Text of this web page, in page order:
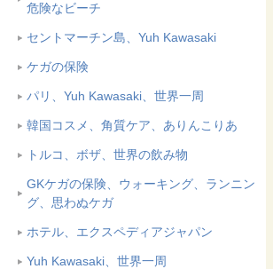
危険なビーチ
セントマーチン島、Yuh Kawasaki
ケガの保険
パリ、Yuh Kawasaki、世界一周
韓国コスメ、角質ケア、ありんこりあ
トルコ、ボザ、世界の飲み物
GKケガの保険、ウォーキング、ランニン
グ、思わぬケガ
ホテル、エクスペディアジャパン
Yuh Kawasaki、世界一周